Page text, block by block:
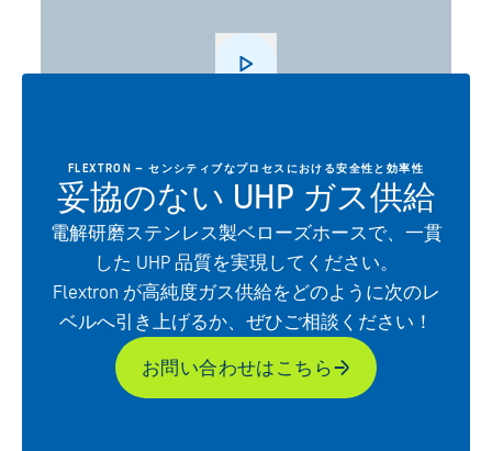
Play
FLEXTRON – センシティブなプロセスにおける安全性と効率性
妥協のない UHP ガス供給
電解研磨ステンレス製ベローズホースで、一貫
した UHP 品質を実現してください。
Flextron が高純度ガス供給をどのように次のレ
ベルへ引き上げるか、ぜひご相談ください！
お問い合わせはこちら